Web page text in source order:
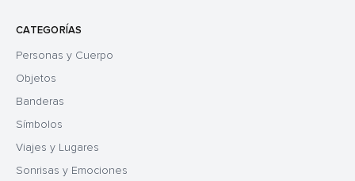
CATEGORÍAS
Personas y Cuerpo
Objetos
Banderas
Símbolos
Viajes y Lugares
Sonrisas y Emociones